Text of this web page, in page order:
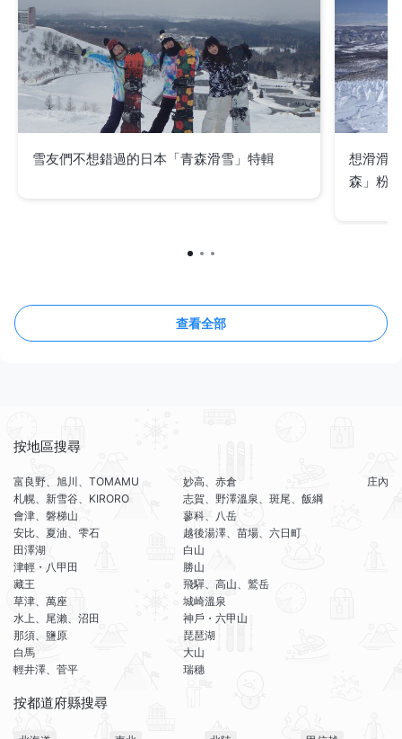
雪友們不想錯過的日本「青森滑雪」特輯
想滑滑
森」粉
查看全部
按地區搜尋
富良野、旭川、TOMAMU
札幌、新雪谷、KIRORO
會津、磐梯山
安比、夏油、雫石
田澤湖
津輕・八甲田
藏王
草津、萬座
水上、尾瀨、沼田
那須、鹽原
白馬
輕井澤、菅平
妙高、赤倉
志賀、野澤溫泉、斑尾、飯綱
蓼科、八岳
越後湯澤、苗場、六日町
白山
勝山
飛驒、高山、鷲岳
城崎溫泉
神戶・六甲山
琵琶湖
大山
瑞穗
庄內
按都道府縣搜尋